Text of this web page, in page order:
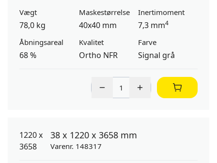
Vægt
78,0 kg
Maskestørrelse
40x40 mm
Inertimoment
7,3 mm4
Åbningsareal
68 %
Kvalitet
Ortho NFR
Farve
Signal grå
38 x 1220 x 3658 mm
Varenr. 148317